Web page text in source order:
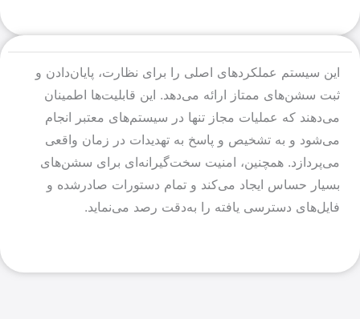
این سیستم عملکردهای اصلی را برای نظارت، پایان‌دادن و
ثبت سشن‌های ممتاز ارائه می‌دهد. این قابلیت‌ها اطمینان
می‌دهند که عملیات مجاز تنها در سیستم‌های معتبر انجام
می‌شود و به تشخیص و پاسخ به تهدیدات در زمان واقعی
می‌پردازد. همچنین، امنیت سخت‌گیرانه‌ای برای سشن‌های
بسیار حساس ایجاد می‌کند و تمام دستورات صادرشده و
فایل‌های دسترسی یافته را به‌دقت رصد می‌نماید.